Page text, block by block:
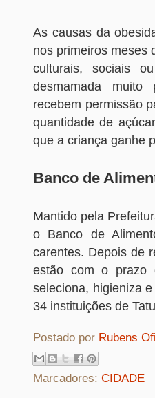
As causas da
nos primeiros meses
culturais, sociais
desmamada muito
recebem permissão
quantidade de
que a criança ganhe
Banco de
Mantido pela
o Banco de
carentes. Depois de
estão com o prazo
seleciona, higieniza
34 instituições de
Postado por Rubens
Marcadores: CIDADE